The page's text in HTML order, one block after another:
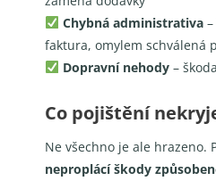
Chybná administrativa–
faktura, omylem schválená
Dopravní nehody–
Co pojištění
Ne všechno je ale hrazeno.
neproplácí škody